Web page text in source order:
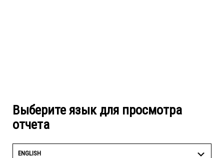
Выберите язык для просмотра
отчета
ENGLISH